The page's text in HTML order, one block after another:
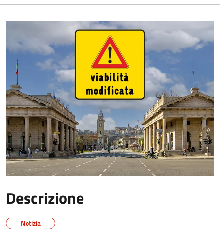
Descrizione
Notizia